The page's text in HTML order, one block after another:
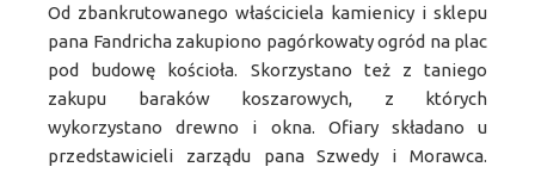
Od zbankrutowanego właściciela kamienicy i sklepu
pana Fandricha zakupiono pagórkowaty ogród na plac
pod budowę kościoła. Skorzystano też z taniego
zakupu baraków koszarowych, z których
wykorzystano drewno i okna. Ofiary składano u
przedstawicieli zarządu pana Szwedy i Morawca.